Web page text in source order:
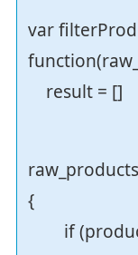
var
result = []
{
if